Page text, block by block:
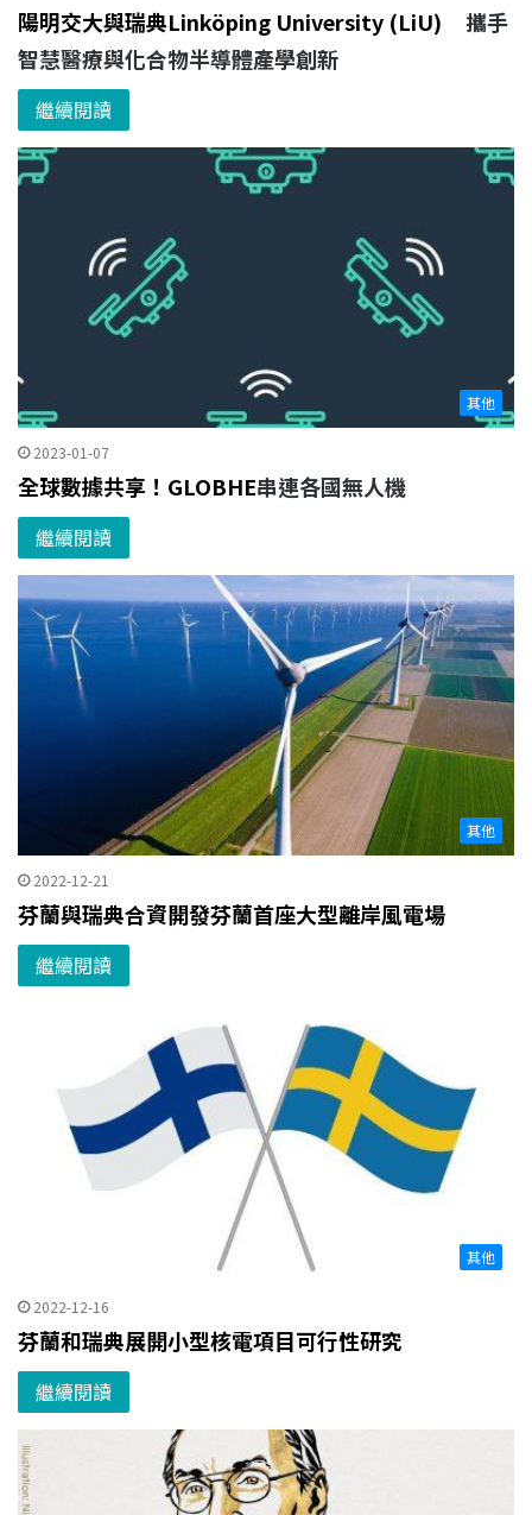
陽明交大與瑞典Linköping University (LiU) 攜手
智慧醫療與化合物半導體產學創新
繼續閱讀
其他
2023-01-07
全球數據共享！GLOBHE串連各國無人機
繼續閱讀
其他
2022-12-21
芬蘭與瑞典合資開發芬蘭首座大型離岸風電場
繼續閱讀
其他
2022-12-16
芬蘭和瑞典展開小型核電項目可行性研究
繼續閱讀